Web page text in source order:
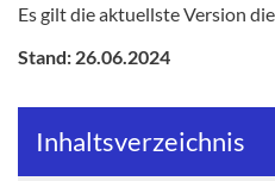
Es gilt die aktuellste Version
Stand: 26.06.2024
Inhaltsverzeichnis